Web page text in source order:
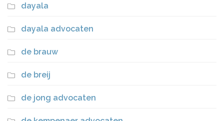
dayala
dayala advocaten
de brauw
de breij
de jong advocaten